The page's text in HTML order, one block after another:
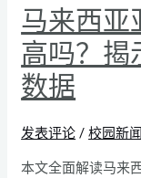
马来西亚
高吗？揭
数据
发表评论 /校园新闻
本文全面解读马来